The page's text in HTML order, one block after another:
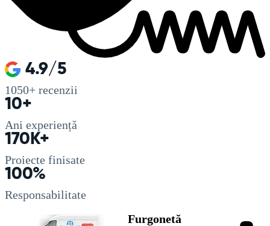
4.9/5
1050+ recenzii
10+
Ani experiență
170K+
Proiecte finisate
100%
Responsabilitate
Furgonetă